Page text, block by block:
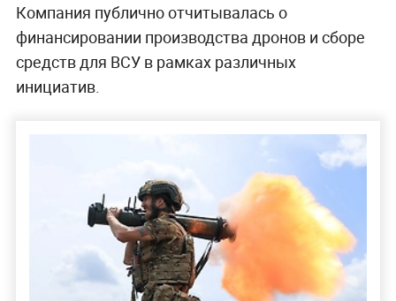
Компания публично отчитывалась о
финансировании производства дронов и сборе
средств для ВСУ в рамках различных
инициатив.